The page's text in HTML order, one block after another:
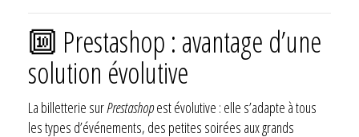
🔟 Prestashop : avantage d’une
solution évolutive
La billetterie surPrestashopest évolutive : elle s’adapte à tous
les types d’événements, des petites soirées aux grands